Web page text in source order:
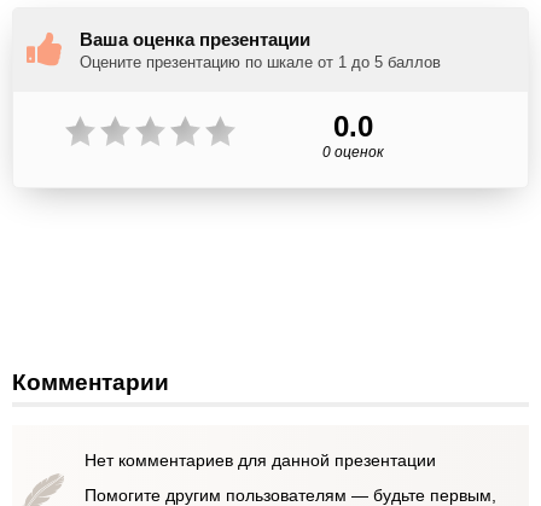
Ваша оценка презентации
Оцените презентацию по шкале от 1 до 5 баллов
0.0
0 оценок
Комментарии
Нет комментариев для данной презентации
Помогите другим пользователям — будьте первым,